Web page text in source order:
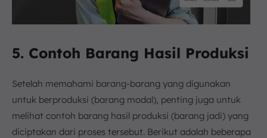
5. Contoh Barang Hasil Produksi
Setelah memahami barang-barang yang digunakan
untuk berproduksi (barang modal), penting juga untuk
melihat contoh barang hasil produksi (barang jadi) yang
diciptakan dari proses tersebut. Berikut adalah beberapa